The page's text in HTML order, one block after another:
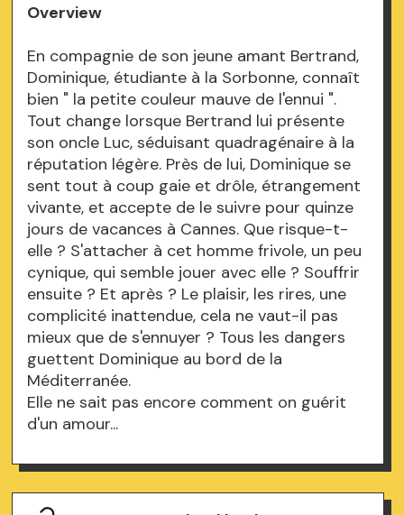
Overview
En compagnie de son jeune amant Bertrand,
Dominique, étudiante à la Sorbonne, connaît
bien " la petite couleur mauve de l'ennui ".
Tout change lorsque Bertrand lui présente
son oncle Luc, séduisant quadragénaire à la
réputation légère. Près de lui, Dominique se
sent tout à coup gaie et drôle, étrangement
vivante, et accepte de le suivre pour quinze
jours de vacances à Cannes. Que risque-t-
elle ? S'attacher à cet homme frivole, un peu
cynique, qui semble jouer avec elle ? Souffrir
ensuite ? Et après ? Le plaisir, les rires, une
complicité inattendue, cela ne vaut-il pas
mieux que de s'ennuyer ? Tous les dangers
guettent Dominique au bord de la
Méditerranée.
Elle ne sait pas encore comment on guérit
d'un amour...